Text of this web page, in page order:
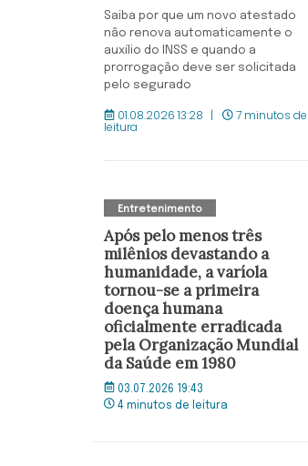
Saiba por que um novo atestado
não renova automaticamente o
auxílio do INSS e quando a
prorrogação deve ser solicitada
pelo segurado
01.08.2026 13:28 7 minutos de
leitura
Entretenimento
Após pelo menos três
milênios devastando a
humanidade, a varíola
tornou-se a primeira
doença humana
oficialmente erradicada
pela Organização Mundial
da Saúde em 1980
03.07.2026 19:43
4 minutos de leitura